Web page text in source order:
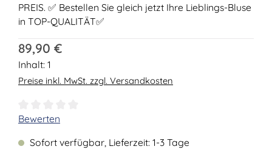
PREIS. ✅ Bestellen Sie gleich jetzt Ihre Lieblings-Bluse
in TOP-QUALITÄT✅
Regulärer Preis:
89,90 €
Inhalt: 1
Preise inkl. MwSt. zzgl. Versandkosten
Durchschnittliche Bewertung von 0 von 5 Sternen
Bewerten
Sofort verfügbar, Lieferzeit: 1-3 Tage